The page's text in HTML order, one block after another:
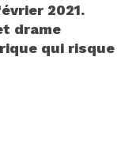
2021.
drame
qui risque